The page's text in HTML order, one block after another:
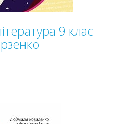
9 клас